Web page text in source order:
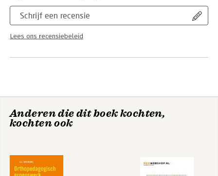
Schrijf een recensie
Lees ons recensiebeleid
Anderen die dit boek kochten,
kochten ook